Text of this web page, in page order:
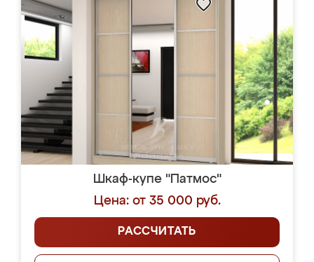
Шкаф-купе "Патмос"
Цена: от 35 000 руб.
РАССЧИТАТЬ